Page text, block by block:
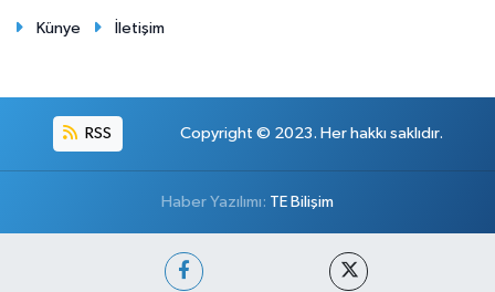
Künye İletişim
RSS Copyright © 2023. Her hakkı saklıdır.
Haber Yazılımı: TE Bilişim